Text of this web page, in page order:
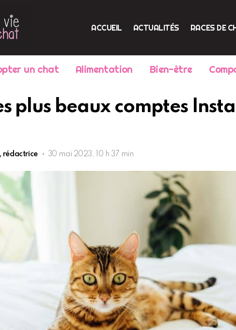
ACCUEIL ACTUALITÉS RACES DE
un chat Alimentation Bien-être
plus beaux comptes
rédactrice 30 mai 2023, 10 h 37 min